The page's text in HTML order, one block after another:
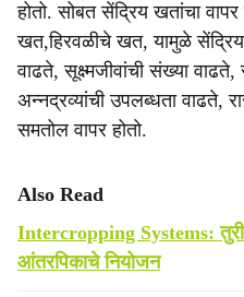
होतो. सोबत सेंद्रिय खतांचा
खत,हिरवळीचे खत, यामुळे सेंद्रिय
वाढते, सूक्ष्मजीवांची संख्या
अन्नद्रव्यांची उपलब्धता वाढते,
समतोल वापर होतो.
Also Read
Intercropping Systems:
आंतरपिकाचे नियोजन